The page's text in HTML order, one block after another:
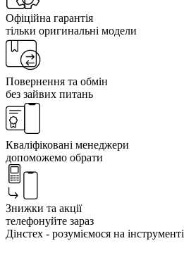
Офіційна гарантія
тільки оригинальні модели
Повернення та обмін
без зайвих питань
Кваліфіковані менеджери
допоможемо обрати
Знижки та акції
телефонуйте зараз
Дінстех - розуміємося на інструменті